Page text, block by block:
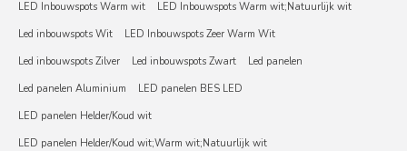
LED Inbouwspots Warm wit
LED Inbouwspots Warm wit;Natuurlijk wit
Led inbouwspots Wit
LED Inbouwspots Zeer Warm Wit
Led inbouwspots Zilver
Led inbouwspots Zwart
Led panelen
Led panelen Aluminium
LED panelen BES LED
LED panelen Helder/Koud wit
LED panelen Helder/Koud wit;Warm wit;Natuurlijk wit